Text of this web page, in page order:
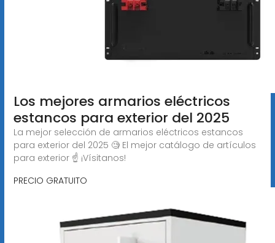
Los mejores armarios eléctricos
estancos para exterior del 2025
La mejor selección de armarios eléctricos estancos
para exterior del 2025 🧐 El mejor catálogo de artículos
para exterior ☝️ ¡Vísitanos!
PRECIO GRATUITO